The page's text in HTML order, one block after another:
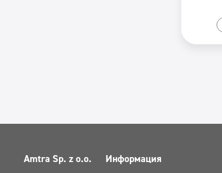
Amtra Sp. z o.o. Информация